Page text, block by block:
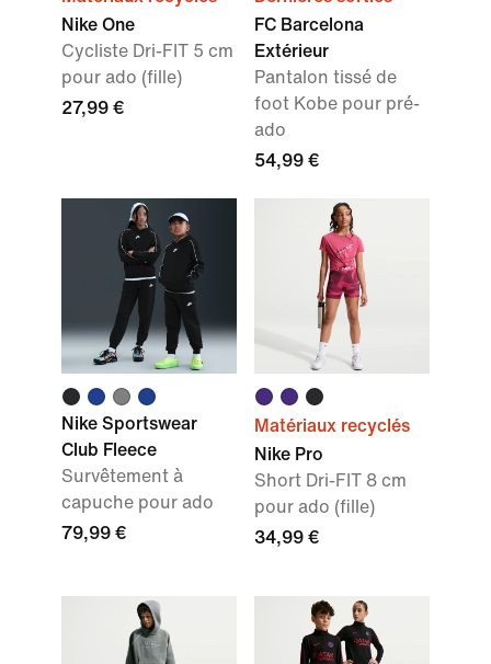
Nike One
Cycliste Dri-FIT 5 cm
pour ado (fille)
27,99 €
FC Barcelona
Extérieur
Pantalon tissé de
foot Kobe pour pré-
ado
54,99 €
Nike Sportswear
Club Fleece
Survêtement à
capuche pour ado
79,99 €
Matériaux recyclés
Nike Pro
Short Dri-FIT 8 cm
pour ado (fille)
34,99 €